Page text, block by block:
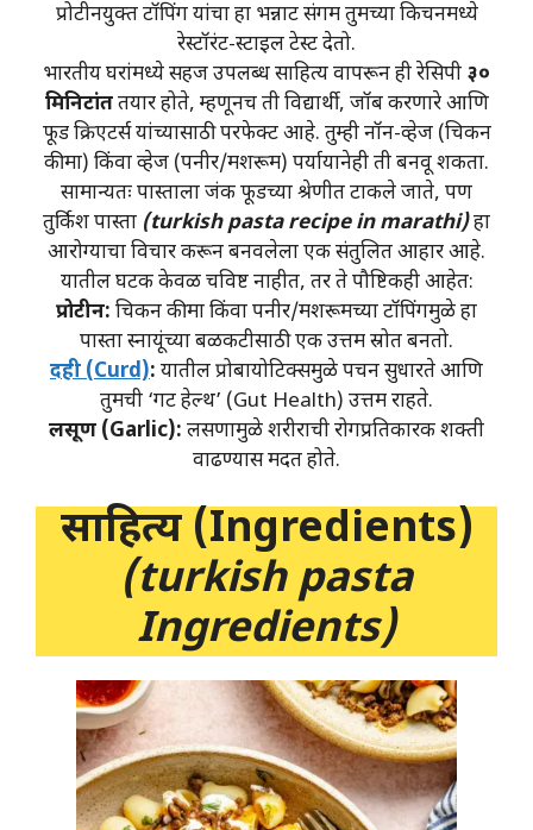
प्रोटीनयुक्त टॉपिंग यांचा हा भन्नाट संगम तुमच्या किचनमध्ये
रेस्टॉरंट-स्टाइल टेस्ट देतो.
भारतीय घरांमध्ये सहज उपलब्ध साहित्य वापरून ही रेसिपी ३०
मिनिटांततयार होते, म्हणूनच ती विद्यार्थी, जॉब करणारे आणि
फूड क्रिएटर्स यांच्यासाठी परफेक्ट आहे. तुम्ही नॉन-व्हेज (चिकन
कीमा) किंवा व्हेज (पनीर/मशरूम) पर्यायानेही ती बनवू शकता.
सामान्यतः पास्ताला जंक फूडच्या श्रेणीत टाकले जाते, पण
तुर्किश पास्ता (turkish pasta recipe in marathi)हा
आरोग्याचा विचार करून बनवलेला एक संतुलित आहार आहे.
यातील घटक केवळ चविष्ट नाहीत, तर ते पौष्टिकही आहेत:
प्रोटीन: चिकन कीमा किंवा पनीर/मशरूमच्या टॉपिंगमुळे हा
पास्ता स्नायूंच्या बळकटीसाठी एक उत्तम स्रोत बनतो.
दही (Curd): यातील प्रोबायोटिक्समुळे पचन सुधारते आणि
तुमची ‘गट हेल्थ’ (Gut Health) उत्तम राहते.
लसूण (Garlic): लसणामुळे शरीराची रोगप्रतिकारक शक्ती
वाढण्यास मदत होते.
साहित्य (Ingredients)
(turkish pasta
Ingredients)